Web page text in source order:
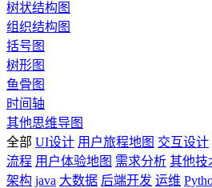
树状结构图
组织结构图
括号图
树形图
鱼骨图
时间轴
其他思维导图
全部 UI设计 用户旅程地图 交互设计
流程 用户体验地图 需求分析 其他技
架构 java 大数据 后端开发 运维